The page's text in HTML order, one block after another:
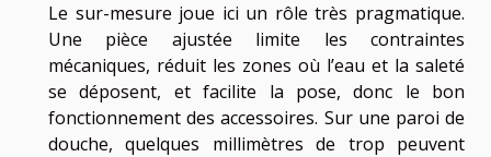
Le sur-mesure joue ici un rôle très pragmatique.
Une pièce ajustée limite les contraintes
mécaniques, réduit les zones où l’eau et la saleté
se déposent, et facilite la pose, donc le bon
fonctionnement des accessoires. Sur une paroi de
douche, quelques millimètres de trop peuvent